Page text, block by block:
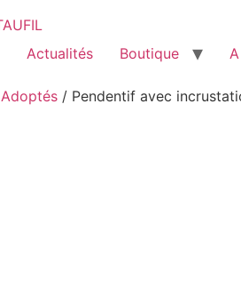
Actualités Boutique
Adoptés / Pendentif avec